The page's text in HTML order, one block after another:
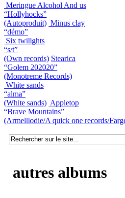
Meringue Alcohol And us
“Hollyhocks”
(Autoproduit) Minus clay
“démo”
Six twilights
“s/t”
(Own records) Stearica
“Golem 202020”
(Monotreme Records)
White sands
“alma”
(White sands) Appletop
“Brave Mountains”
(Armelllodie/A quick one records/
autres albums